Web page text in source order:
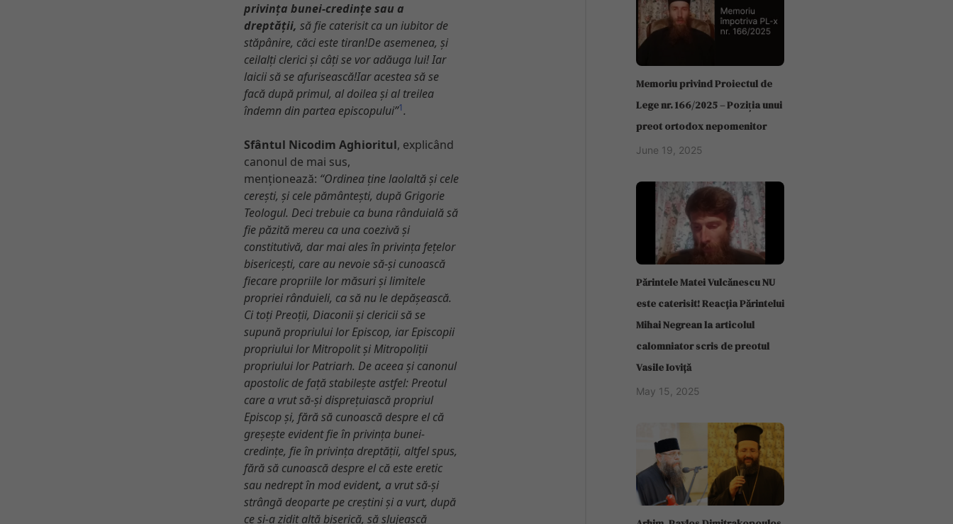
privința bunei-credințe sau a
dreptății, să fie caterisit ca un iubitor de
stăpânire, căci este tiran!De asemenea, și
ceilalți clerici și câți se vor adăuga lui! Iar
laicii să se afurisească!Iar acestea să se
facă după primul, al doilea și al treilea
îndemn din partea episcopului”1.
Sfântul Nicodim Aghioritul, explicând
canonul de mai sus,
menționează: “Ordinea ține laolaltă și cele
cerești, și cele pământești, după Grigorie
Teologul. Deci trebuie ca buna rânduială să
fie păzită mereu ca una coezivă și
constitutivă, dar mai ales în privința fețelor
bisericești, care au nevoie să-și cunoască
fiecare propriile lor măsuri și limitele
propriei rânduieli, ca să nu le depășească.
Ci toți Preoții, Diaconii și clericii să se
supună propriului lor Episcop, iar Episcopii
propriului lor Mitropolit și Mitropoliții
propriului lor Patriarh. De aceea și canonul
apostolic de față stabilește astfel: Preotul
care a vrut să-și disprețuiască propriul
Episcop și, fără să cunoască despre el că
greșește evident fie în privința bunei-
credințe, fie în privința dreptății, altfel spus,
fără să cunoască despre el că este eretic
sau nedrept în mod evident, a vrut să-și
strângă deoparte pe creștini și a vurt, după
ce și-a zidit altă biserică, să slujească
Memoriu privind Proiectul de
Lege nr. 166/2025 – Poziția unui
preot ortodox nepomenitor
June 19, 2025
Părintele Matei Vulcănescu NU
este caterisit! Reacția Părintelui
Mihai Negrean la articolul
calomniator scris de preotul
Vasile Ioviță
May 15, 2025